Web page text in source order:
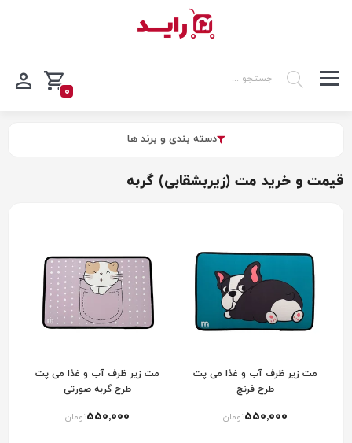
0
دسته بندی و برند ها
قیمت و خرید مت (زیربشقابی) گربه
مت زیر ظرف آب و غذا می پت
طرح فرنچ
550٬000تومان
مت زیر ظرف آب و غذا می پت
طرح گربه صورتی
550٬000تومان